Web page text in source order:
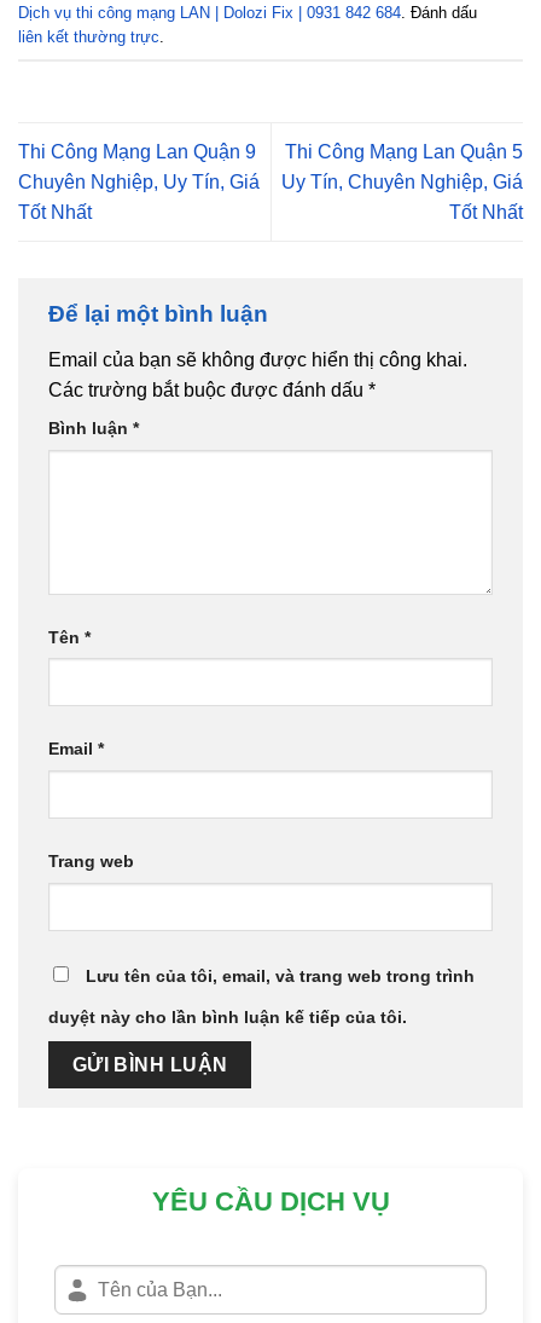
Dịch vụ thi công mạng LAN | Dolozi Fix | 0931 842 684. Đánh dấu
liên kết thường trực.
Thi Công Mạng Lan Quận 9
Chuyên Nghiệp, Uy Tín, Giá
Tốt Nhất
Thi Công Mạng Lan Quận 5
Uy Tín, Chuyên Nghiệp, Giá
Tốt Nhất
Để lại một bình luận
Email của bạn sẽ không được hiển thị công khai.
Các trường bắt buộc được đánh dấu *
Bình luận *
Tên *
Email *
Trang web
Lưu tên của tôi, email, và trang web trong trình
duyệt này cho lần bình luận kế tiếp của tôi.
YÊU CẦU DỊCH VỤ